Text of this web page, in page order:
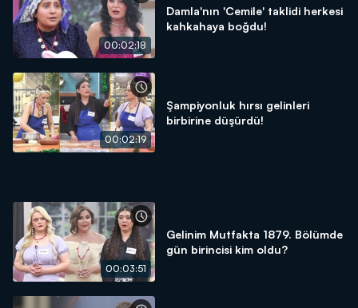
00:02:18
Damla'nın 'Cemile' taklidi herkesi
kahkahaya boğdu!
00:02:19
Şampiyonluk hırsı gelinleri
birbirine düşürdü!
00:03:51
Gelinim Mutfakta 1879. Bölümde
gün birincisi kim oldu?